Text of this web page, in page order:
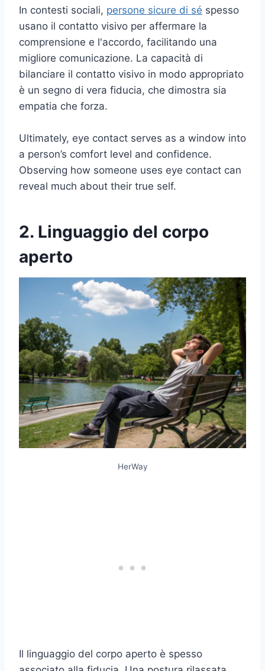
In contesti sociali, persone sicure di sé spesso
usano il contatto visivo per affermare la
comprensione e l'accordo, facilitando una
migliore comunicazione. La capacità di
bilanciare il contatto visivo in modo appropriato
è un segno di vera fiducia, che dimostra sia
empatia che forza.
Ultimately, eye contact serves as a window into
a person’s comfort level and confidence.
Observing how someone uses eye contact can
reveal much about their true self.
2. Linguaggio del corpo
aperto
HerWay
Il linguaggio del corpo aperto è spesso